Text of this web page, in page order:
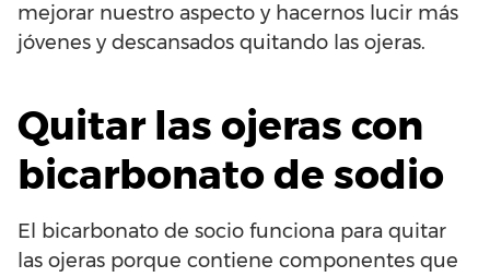
mejorar nuestro aspecto y hacernos lucir más
jóvenes y descansados quitando las ojeras.
Quitar las ojeras con
bicarbonato de sodio
El bicarbonato de socio funciona para quitar
las ojeras porque contiene componentes que